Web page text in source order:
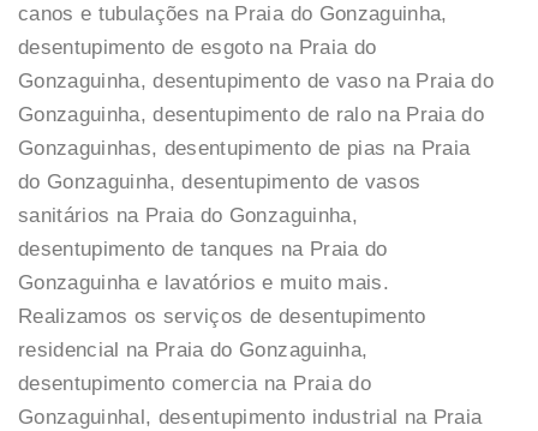
canos e tubulações na Praia do Gonzaguinha,
desentupimento de esgoto na Praia do
Gonzaguinha, desentupimento de vaso na Praia do
Gonzaguinha, desentupimento de ralo na Praia do
Gonzaguinhas, desentupimento de pias na Praia
do Gonzaguinha, desentupimento de vasos
sanitários na Praia do Gonzaguinha,
desentupimento de tanques na Praia do
Gonzaguinha e lavatórios e muito mais.
Realizamos os serviços de desentupimento
residencial na Praia do Gonzaguinha,
desentupimento comercia na Praia do
Gonzaguinhal, desentupimento industrial na Praia